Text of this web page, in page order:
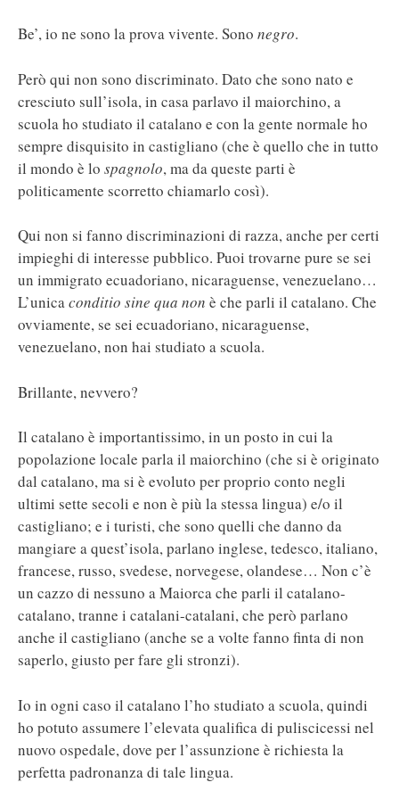
Be’, io ne sono la prova vivente. Sono negro.
Però qui non sono discriminato. Dato che sono nato e
cresciuto sull’isola, in casa parlavo il maiorchino, a
scuola ho studiato il catalano e con la gente normale ho
sempre disquisito in castigliano (che è quello che in tutto
il mondo è lo spagnolo, ma da queste parti è
politicamente scorretto chiamarlo così).
Qui non si fanno discriminazioni di razza, anche per certi
impieghi di interesse pubblico. Puoi trovarne pure se sei
un immigrato ecuadoriano, nicaraguense, venezuelano…
L’unicaconditio sine qua non è che parli il catalano. Che
ovviamente, se sei ecuadoriano, nicaraguense,
venezuelano, non hai studiato a scuola.
Brillante, nevvero?
Il catalano è importantissimo, in un posto in cui la
popolazione locale parla il maiorchino (che si è originato
dal catalano, ma si è evoluto per proprio conto negli
ultimi sette secoli e non è più la stessa lingua) e/o il
castigliano; e i turisti, che sono quelli che danno da
mangiare a quest’isola, parlano inglese, tedesco, italiano,
francese, russo, svedese, norvegese, olandese… Non c’è
un cazzo di nessuno a Maiorca che parli il catalano-
catalano, tranne i catalani-catalani, che però parlano
anche il castigliano (anche se a volte fanno finta di non
saperlo, giusto per fare gli stronzi).
Io in ogni caso il catalano l’ho studiato a scuola, quindi
ho potuto assumere l’elevata qualifica di puliscicessi nel
nuovo ospedale, dove per l’assunzione è richiesta la
perfetta padronanza di tale lingua.